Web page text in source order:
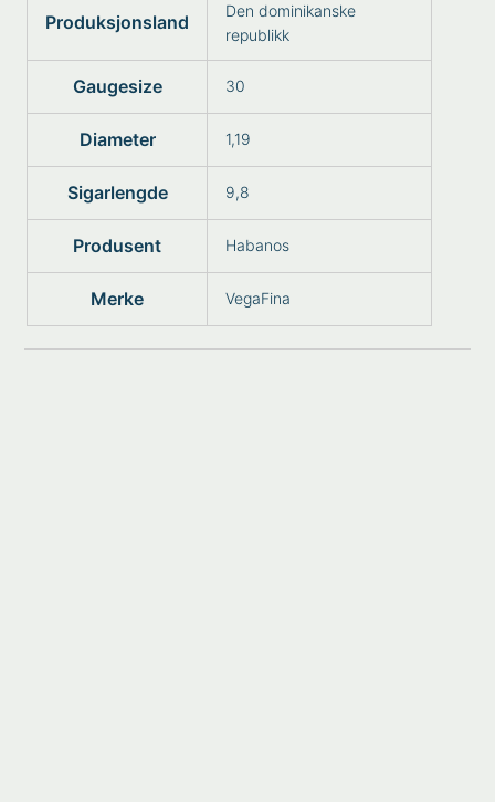
Produksjonsland
Den dominikanske
republikk
Gaugesize 30
Diameter 1,19
Sigarlengde 9,8
Produsent Habanos
Merke VegaFina